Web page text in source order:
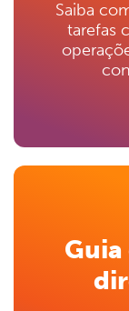
Saiba
tarefas